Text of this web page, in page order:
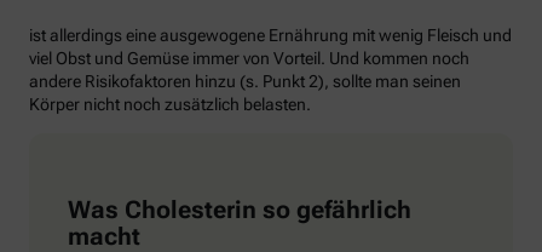
ist allerdings eine ausgewogene Ernährung mit wenig Fleisch und
viel Obst und Gemüse immer von Vorteil. Und kommen noch
andere Risikofaktoren hinzu (s. Punkt 2), sollte man seinen
Körper nicht noch zusätzlich belasten.
Was Cholesterin so gefährlich
macht